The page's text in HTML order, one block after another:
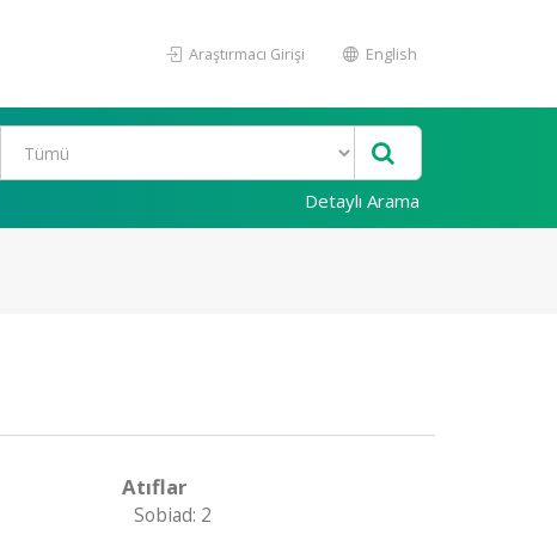
Araştırmacı Girişi English
Detaylı Arama
Atıflar
Sobiad: 2